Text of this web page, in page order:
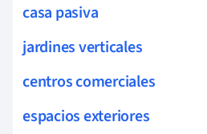
casa pasiva
jardines verticales
centros comerciales
espacios exteriores